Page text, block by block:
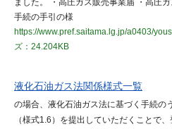
ました。 ・高圧ガス販売事業届 ・高圧
手続の手引の様
https://www.pref.saitama.lg.jp/a0403/
ズ：24.204KB
液化石油ガス法関係様式一覧
の場合、液化石油ガス法に基づく手続の
（様式1.6）を提出していただくことで